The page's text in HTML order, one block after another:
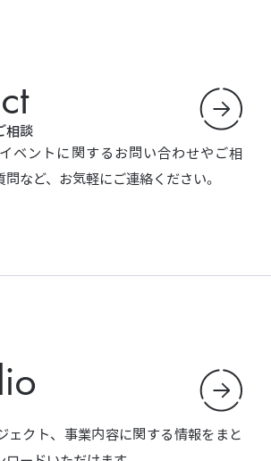
相談
ベントに関するお問い合わせやご相
など、お気軽にご連絡ください。
ェクト、事業内容に関する情報をまと